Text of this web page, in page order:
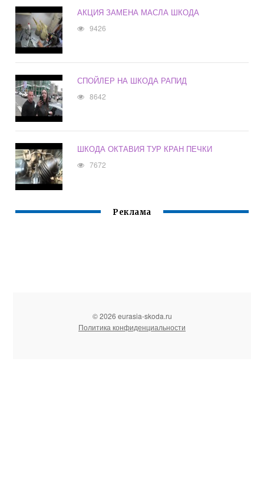
АКЦИЯ ЗАМЕНА МАСЛА ШКОДА
9426
СПОЙЛЕР НА ШКОДА РАПИД
8642
ШКОДА ОКТАВИЯ ТУР КРАН ПЕЧКИ
7672
Реклама
© 2026 eurasia-skoda.ru
Политика конфиденциальности